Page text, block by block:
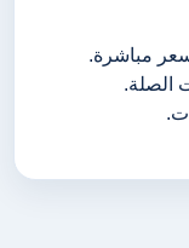
مباشرة.
الصلة.